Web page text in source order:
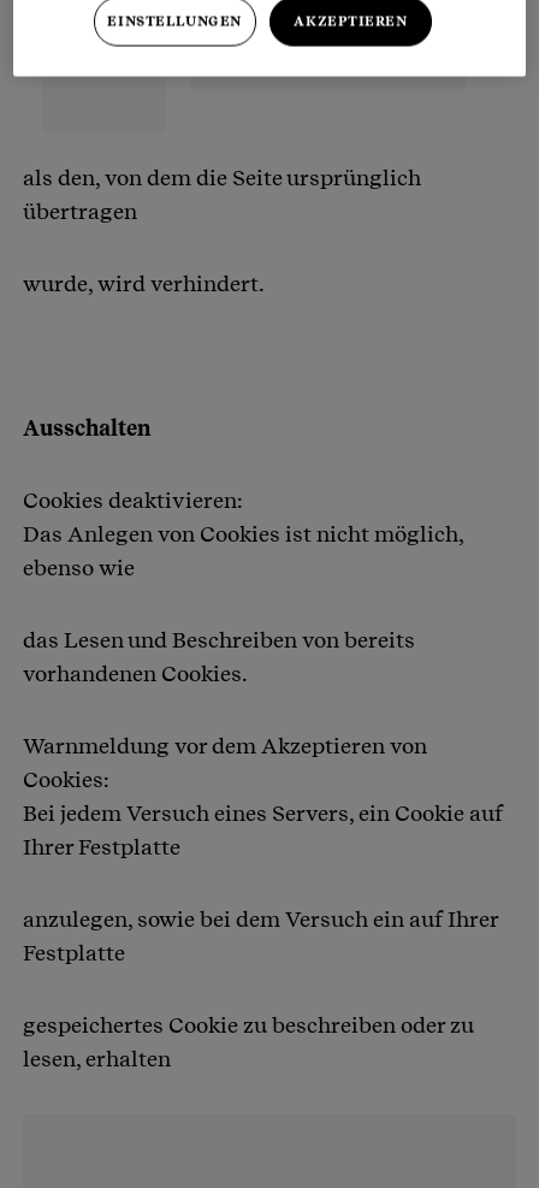
als den, von dem die Seite ursprünglich
übertragen
wurde, wird verhindert.
Ausschalten
Cookies deaktivieren:
Das Anlegen von Cookies ist nicht möglich,
ebenso wie
das Lesen und Beschreiben von bereits
vorhandenen Cookies.
Warnmeldung vor dem Akzeptieren von
Cookies:
Bei jedem Versuch eines Servers, ein Cookie auf
Ihrer Festplatte
anzulegen, sowie bei dem Versuch ein auf Ihrer
Festplatte
gespeichertes Cookie zu beschreiben oder zu
lesen, erhalten
EINSTELLUNGEN AKZEPTIEREN